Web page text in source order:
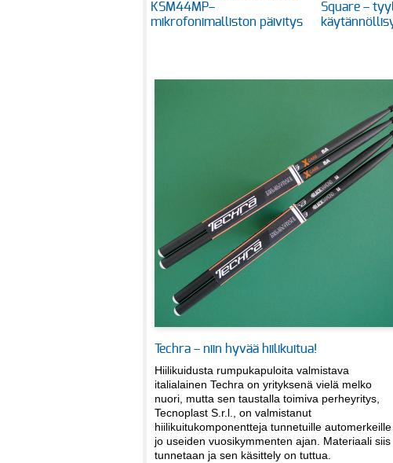
KSM44MP–
mikrofonimalliston päivitys
Square –
Techra – niin hyvää hiilikuitua!
Hiilikuidusta rumpukapuloita valmistava
italialainen Techra on yrityksenä vielä melko
nuori, mutta sen taustalla toimiva perheyritys,
Tecnoplast S.r.l., on valmistanut
hiilikuitukomponentteja tunnetuille automerkeille
jo useiden vuosikymmenten ajan. Materiaali siis
tunnetaan ja sen käsittely on tuttua.